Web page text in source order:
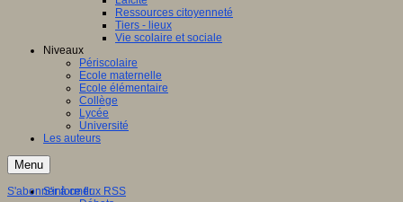
Ressources citoyenneté
Tiers - lieux
Vie scolaire et sociale
Niveaux
Périscolaire
Ecole maternelle
Ecole élémentaire
Collège
Lycée
Université
Les auteurs
Menu
S'informer
S'abonner à ce flux RSS